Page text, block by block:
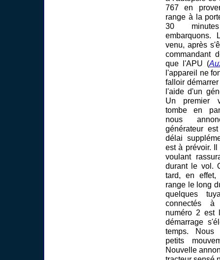
767 en
range à la
30
embarquons.
venu, après
commandant
que l'APU (
l'appareil ne
falloir
l'aide d'un
Un premier
tombe en
nous
générateur
délai
est à prévoir.
voulant
durant le vol.
tard, en
range le long
quelques
connectés
numéro 2 est
démarrage
temps. Nous
petits
Nouvelle